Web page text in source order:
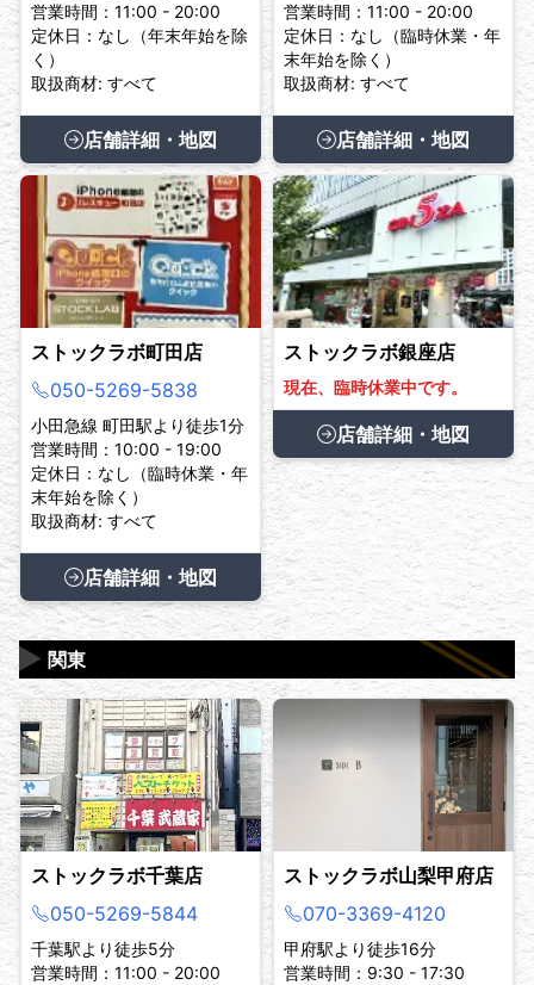
営業時間：11:00 - 20:00
定休日：なし（年末年始を除
く）
取扱商材: すべて
店舗詳細・地図
営業時間：11:00 - 20:00
定休日：なし（臨時休業・年
末年始を除く）
取扱商材: すべて
店舗詳細・地図
ストックラボ町田店
050-5269-5838
小田急線 町田駅より徒歩1分
営業時間：10:00 - 19:00
定休日：なし（臨時休業・年
末年始を除く）
取扱商材: すべて
店舗詳細・地図
ストックラボ銀座店
現在、臨時休業中です。
店舗詳細・地図
関東
▶
ストックラボ千葉店
050-5269-5844
千葉駅より徒歩5分
営業時間：11:00 - 20:00
ストックラボ山梨甲府店
070-3369-4120
甲府駅より徒歩16分
営業時間：9:30 - 17:30